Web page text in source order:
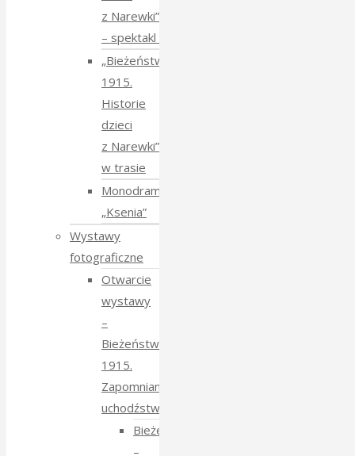
z Narewki”
⁠–⁠ spektakl teatralny
„Bieżeństwo
1915.
Historie
dzieci
z Narewki”
w trasie
Monodram
„Ksenia”
Wystawy
fotograficzne
Otwarcie
wystawy
–
Bieżeństwo
1915.
Zapomniane
uchodźstwo
Bieżeństwo
–